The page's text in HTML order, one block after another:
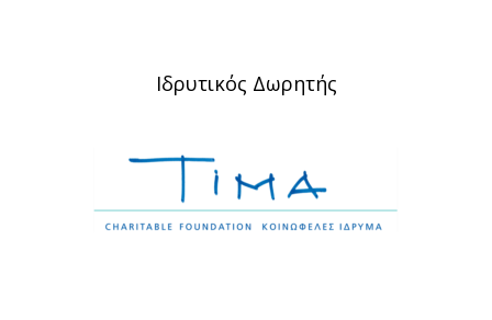
Ιδρυτικός Δωρητής